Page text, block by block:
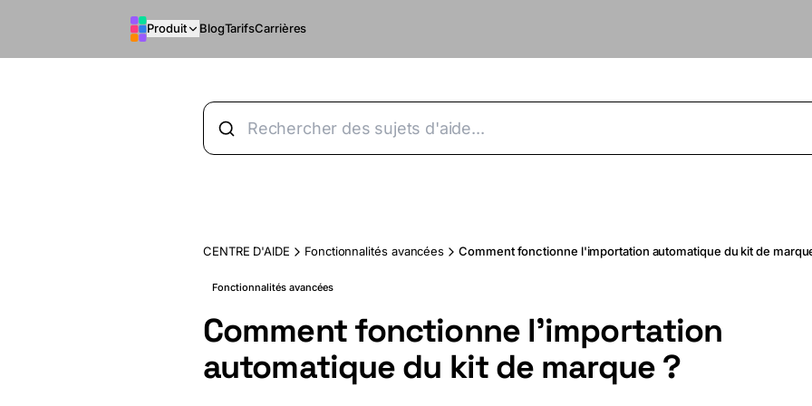
Produit BlogTarifsCarrières
CENTRE D'AIDE Fonctionnalités avancées Comment fonctionne l'importation automatique du kit de
Fonctionnalités avancées
Comment fonctionne l'importation
automatique du kit de marque ?